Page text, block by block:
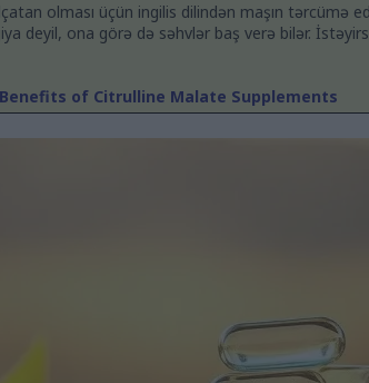
olması üçün ingilis dilindən maşın tərcümə
deyil, ona görə də səhvlər baş verə bilər.
of Citrulline Malate Supplements